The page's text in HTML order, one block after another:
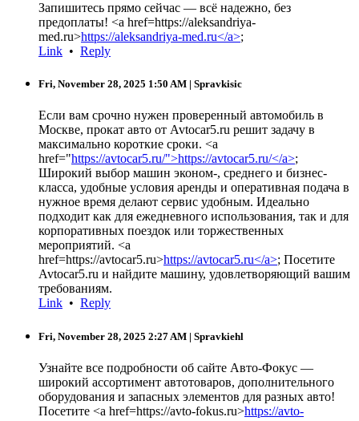
Запишитесь прямо сейчас — всё надежно, без
предоплаты! <a href=https://aleksandriya-
med.ru>https://aleksandriya-med.ru</a>;
Link • Reply
Fri, November 28, 2025 1:50 AM | Spravkisic
Если вам срочно нужен проверенный автомобиль в
Москве, прокат авто от Avtocar5.ru решит задачу в
максимально короткие сроки. <a
href="https://avtocar5.ru/">https://avtocar5.ru/</a>;
Широкий выбор машин эконом-, среднего и бизнес-
класса, удобные условия аренды и оперативная подача в
нужное время делают сервис удобным. Идеально
подходит как для ежедневного использования, так и для
корпоративных поездок или торжественных
мероприятий. <a
href=https://avtocar5.ru>https://avtocar5.ru</a>; Посетите
Avtocar5.ru и найдите машину, удовлетворяющий вашим
требованиям.
Link • Reply
Fri, November 28, 2025 2:27 AM | Spravkiehl
Узнайте все подробности об сайте Авто-Фокус —
широкий ассортимент автотоваров, дополнительного
оборудования и запасных элементов для разных авто!
Посетите <a href=https://avto-fokus.ru>https://avto-